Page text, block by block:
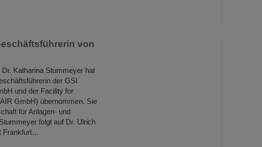
von
Katharina Stummeyer hat
der GSI
und der Facility for
GmbH) übernommen. Sie
für Anlagen- und
folgt auf Dr. Ulrich
Frankfurt…